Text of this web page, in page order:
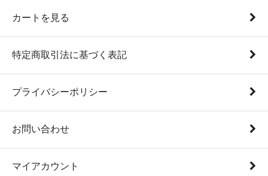
カートを見る
特定商取引法に基づく表記
プライバシーポリシー
お問い合わせ
マイアカウント